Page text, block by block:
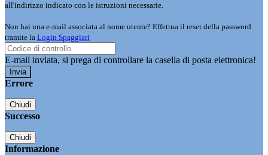
all'indirizzo indicato con le istruzioni necessarie.
Non hai una e-mail associata al nome utente? Effettua il reset della password
tramite la Login Spaggiari
E-mail inviata, si prega di controllare la casella di posta elettronica!
Errore
Chiudi
Successo
Chiudi
Informazione